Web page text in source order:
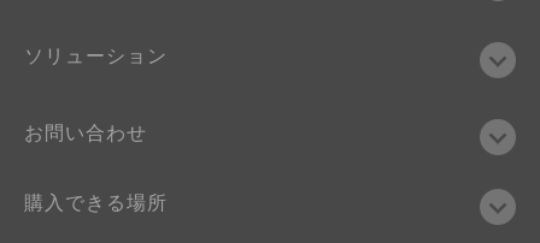
ソリューション
お問い合わせ
購入できる場所